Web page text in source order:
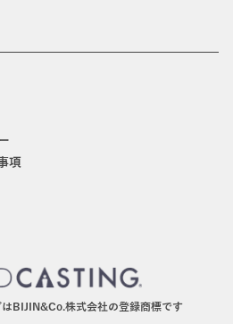
項
BIJIN&Co.株式会社の登録商標です